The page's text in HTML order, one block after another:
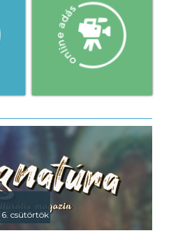
6. csütörtök